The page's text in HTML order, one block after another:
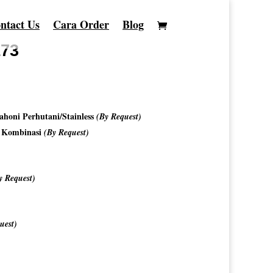
Us Cara Order Blog
Perhutani/Stainless (By Request)
(By Request)
Request)